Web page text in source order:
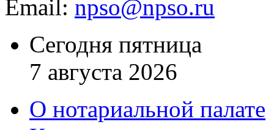
Email: npso@npso.ru
Сегодня пятница
7 августа 2026
О нотариальной палате